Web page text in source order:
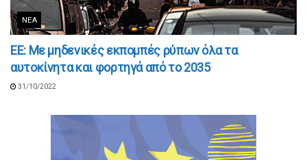
ΝΈΑ
ΕΕ: Mε μηδενικές εκπομπές ρύπων όλα τα
αυτοκίνητα και φορτηγά από το 2035
31/10/2022